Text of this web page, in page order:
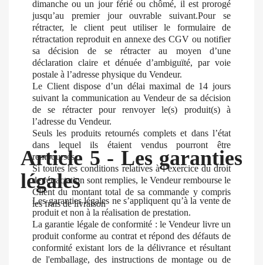
dimanche ou un jour férié ou chômé, il est prorogé
jusqu’au premier jour ouvrable suivant.Pour se
rétracter, le client peut utiliser le formulaire de
rétractation reproduit en annexe des CGV ou notifier
sa décision de se rétracter au moyen d’une
déclaration claire et dénuée d’ambiguïté, par voie
postale à l’adresse physique du Vendeur.
Le Client dispose d’un délai maximal de 14 jours
suivant la communication au Vendeur de sa décision
de se rétracter pour renvoyer le(s) produit(s) à
l’adresse du Vendeur.
Seuls les produits retournés complets et dans l’état
dans lequel ils étaient vendus pourront être
remboursés.
Si toutes les conditions relatives à l’exercice du droit
de rétractation sont remplies, le Vendeur rembourse le
Client du montant total de sa commande y compris
les frais de livraison
Article 5 - Les garanties
légales
Les garanties légales ne s’appliquent qu’à la vente de
produit et non à la réalisation de prestation.
La garantie légale de conformité : le Vendeur livre un
produit conforme au contrat et répond des défauts de
conformité existant lors de la délivrance et résultant
de l'emballage, des instructions de montage ou de